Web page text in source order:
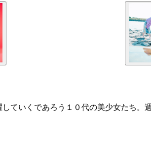
ていくであろう１０代の美少女たち